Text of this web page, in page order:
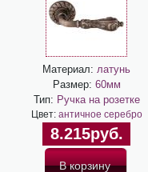
Материал: латунь
Размер: 60мм
Тип: Ручка на розетке
Цвет: античное серебро
8.215руб.